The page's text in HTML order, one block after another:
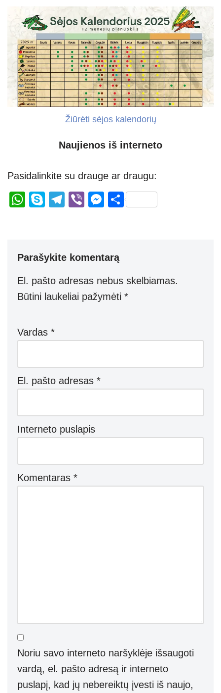
Žiūrėti sėjos kalendorių
Naujienos iš interneto
Pasidalinkite su drauge ar draugu:
W
A
p
p
S
T
a
m
Vi
M
n
g
er
S
Parašykite komentarą
El. pašto adresas nebus skelbiamas.
Būtini laukeliai pažymėti *
Vardas *
El. pašto adresas *
Interneto puslapis
Komentaras *
Noriu savo interneto naršyklėje išsaugoti
vardą, el. pašto adresą ir interneto
puslapį, kad jų nebereiktų įvesti iš naujo,